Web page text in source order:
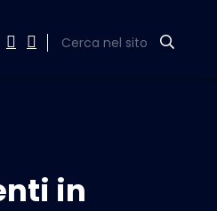
Cerca nel sito
in